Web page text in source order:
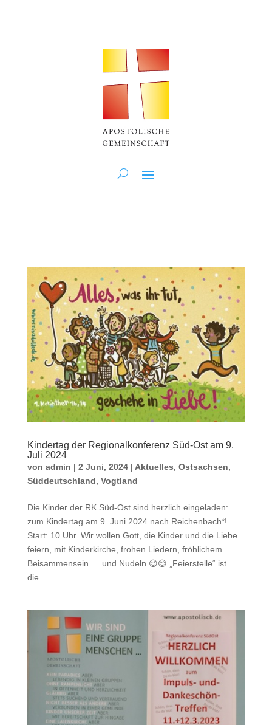
Kindertag der Regionalkonferenz Süd-Ost am 9.
Juli 2024
von admin | 2 Juni, 2024| Aktuelles, Ostsachsen,
Süddeutschland, Vogtland
Die Kinder der RK Süd-Ost sind herzlich eingeladen:
zum Kindertag am 9. Juni 2024 nach Reichenbach*!
Start: 10 Uhr. Wir wollen Gott, die Kinder und die Liebe
feiern, mit Kinderkirche, frohen Liedern, fröhlichem
Beisammensein … und Nudeln 😉😊 „Feierstelle“ ist
die...